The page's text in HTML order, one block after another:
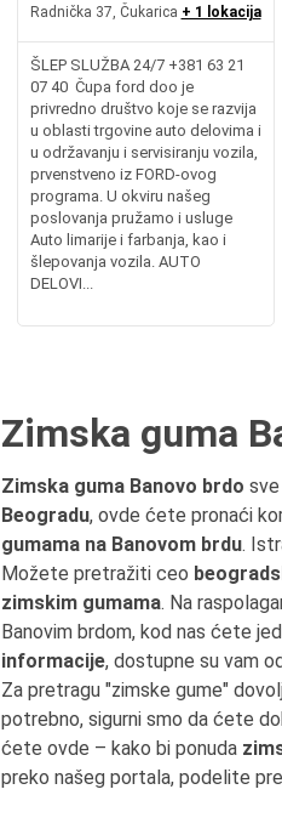
Radnička 37, Čukarica + 1 lokacija
ŠLEP SLUŽBA 24/7 +381 63 21
07 40 Čupa ford doo je
privredno društvo koje se razvija
u oblasti trgovine auto delovima i
u održavanju i servisiranju vozila,
prvenstveno iz FORD-ovog
programa. U okviru našeg
poslovanja pružamo i usluge
Auto limarije i farbanja, kao i
šlepovanja vozila. AUTO
DELOVI...
Zimska guma
Zimska guma Banovo brdo
Beogradu, ovde ćete pronaći
gumama na Banovom brdu.
Možete pretražiti ceo
zimskim gumama. Na
Banovim brdom, kod nas ćete
informacije, dostupne su vam
Za pretragu "zimske gume"
potrebno, sigurni smo da ćete
ćete ovde – kako bi ponuda
preko našeg portala, podelite